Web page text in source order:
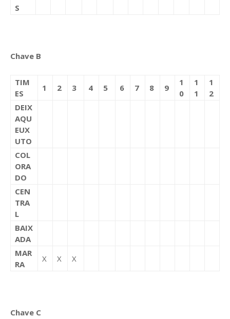
S
Chave B
TIM
ES
1 2 3 4 5 6 7 8 9
1
0
1
1
1
2
DEIX
AQU
EUX
UTO
COL
ORA
DO
CEN
TRA
L
BAIX
ADA
MAR
RA
X X X
Chave C